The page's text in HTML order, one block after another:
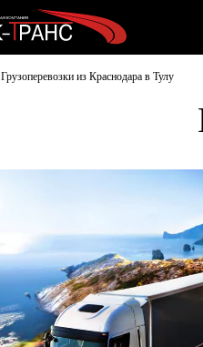
Грузоперевозки из Краснодара в Тулу